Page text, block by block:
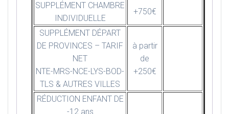
SUPPLÉMENT CHAMBRE
INDIVIDUELLE
+750€
SUPPLÉMENT DÉPART
DE PROVINCES – TARIF
NET
NTE-MRS-NCE-LYS-BOD-
TLS & AUTRES VILLES
à partir
de
+250€
RÉDUCTION ENFANT DE
-12 ans